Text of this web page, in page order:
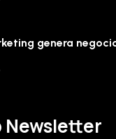
genera
Newsletter